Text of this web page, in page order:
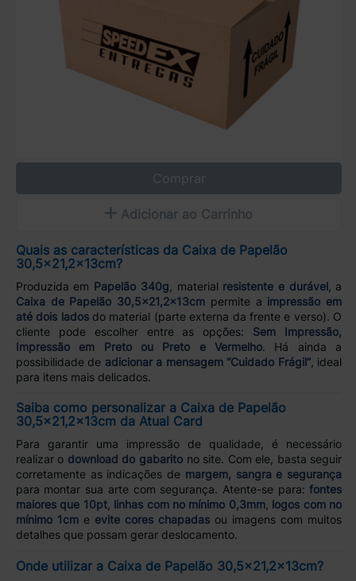
Comprar
Adicionar ao Carrinho
Quais as características da Caixa de Papelão
30,5x21,2x13cm?
Produzida em Papelão 340g , material resistente e durável, a
Caixa de Papelão 30,5x21,2x13cm permite a impressão em
até dois ladosdo material (parte externa da frente e verso). O
cliente pode escolher entre as opções: Sem Impressão,
Impressão em Preto ou Preto e Vermelho. Há ainda a
possibilidade de adicionar a mensagem “Cuidado Frágil”, ideal
para itens mais delicados.
Saiba como personalizar a Caixa de Papelão
30,5x21,2x13cm da Atual Card
Para garantir uma impressão de qualidade, é necessário
realizar o download do gabaritono site. Com ele, basta seguir
corretamente as indicações de margem, sangra e segurança
para montar sua arte com segurança. Atente-se para:fontes
maiores que 10pt, linhas com no mínimo 0,3mm, logos com no
mínimo 1cme evite cores chapadas ou imagens com muitos
detalhes que possam gerar deslocamento.
Onde utilizar a Caixa de Papelão 30,5x21,2x13cm?